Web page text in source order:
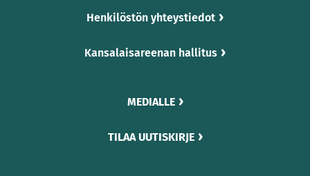
Henkilöstön yhteystiedot
Kansalaisareenan hallitus
MEDIALLE
TILAA UUTISKIRJE